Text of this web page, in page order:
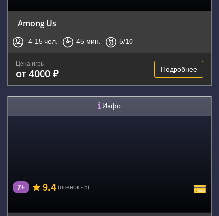
Among Us
4-15 чел. 45 мин. 5/10
Цена игры
от 4000 ₽ Подробнее
Инфо
7+ 9.4 (оценок - 5)